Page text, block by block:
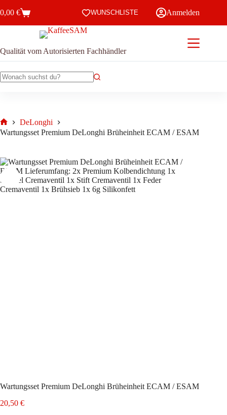
Inhalt
Warenkorb
0,00 € WUNSCHLISTE Anmelden
Qualität vom Autorisierten Fachhändler
Start
DeLonghi
Wartungsset Premium DeLonghi Brüheinheit ECAM / ESAM
Wartungsset Premium DeLonghi Brüheinheit ECAM / ESAM
20,50 €